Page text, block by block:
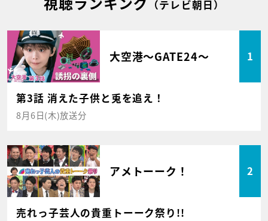
（テレビ朝日）
大空港～GATE24～ 1
第3話 消えた子供と兎を追え！
8月6日(木)放送分
アメトーーク！ 2
売れっ子芸人の貴重トーーク祭り!!